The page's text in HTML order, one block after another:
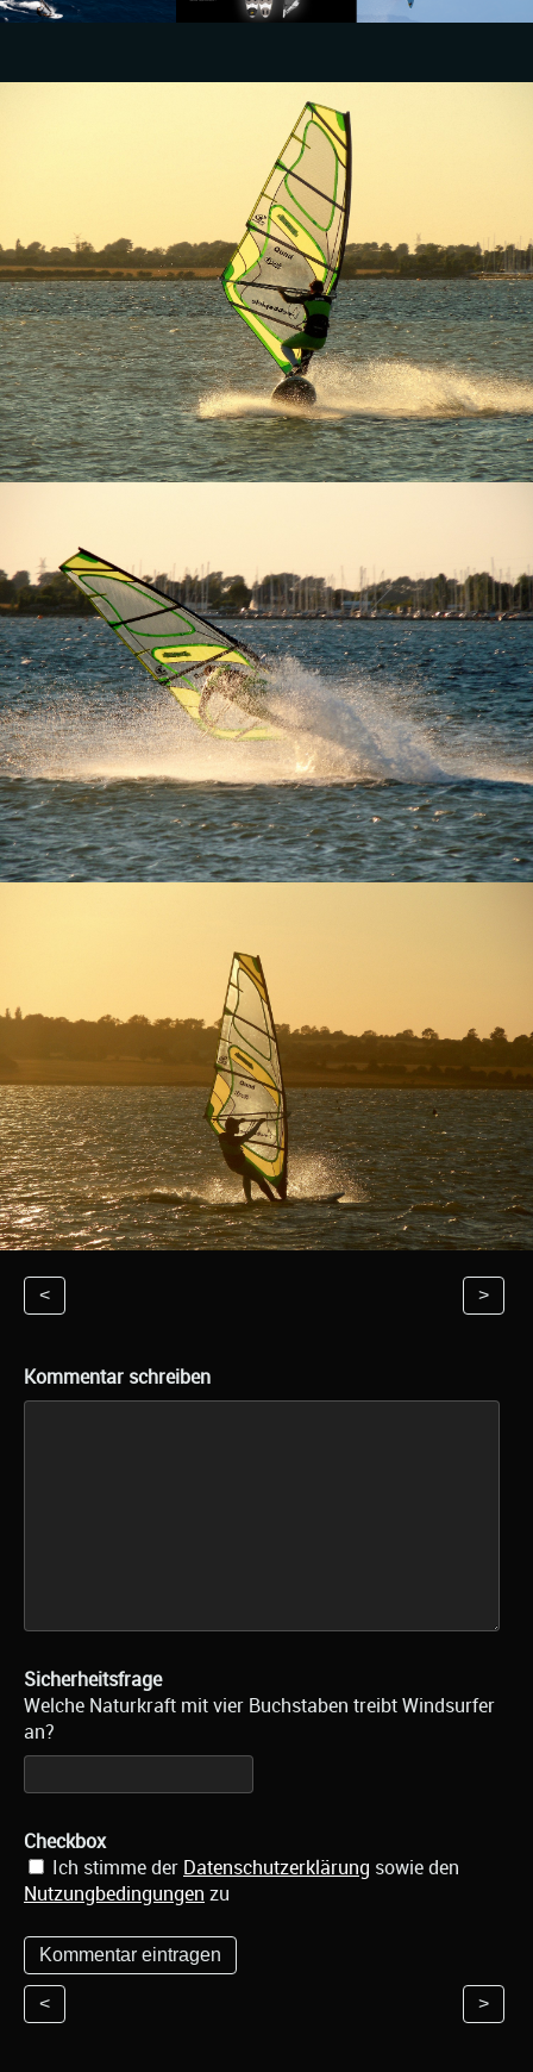
< >
Kommentar schreiben
Sicherheitsfrage
Welche Naturkraft mit vier Buchstaben treibt Windsurfer
an?
Checkbox
Ich stimme der Datenschutzerklärung sowie den
Nutzungbedingungen zu
< >